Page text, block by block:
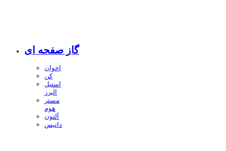
گاز صفحه ای
اخوان
کن
استیل
البرز
مستر
هوم
آلتون
داتیس